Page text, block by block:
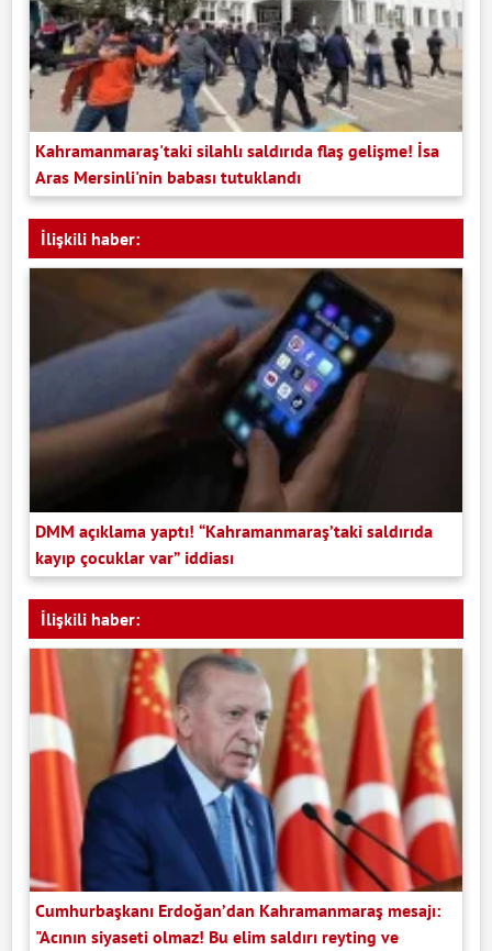
Kahramanmaraş'taki silahlı saldırıda flaş gelişme! İsa
Aras Mersinli'nin babası tutuklandı
İlişkili haber:
DMM açıklama yaptı! “Kahramanmaraş’taki saldırıda
kayıp çocuklar var” iddiası
İlişkili haber:
Cumhurbaşkanı Erdoğan’dan Kahramanmaraş mesajı:
"Acının siyaseti olmaz! Bu elim saldırı reyting ve